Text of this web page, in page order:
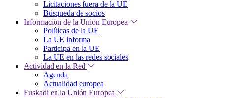
Licitaciones fuera de la UE
Búsqueda de socios
Información de la Unión Europea
Políticas de la UE
La UE informa
Participa en la UE
La UE en las redes sociales
Actividad en la Red
Agenda
Actualidad europea
Euskadi en la Unión Europea